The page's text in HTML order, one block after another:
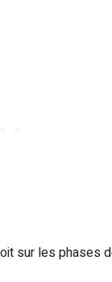
sur les phases